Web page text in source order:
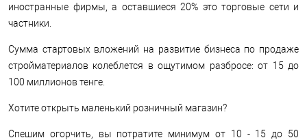
иностранные фирмы, а оставшиеся 20% это торговые сети и
частники.
Сумма стартовых вложений на развитие бизнеса по продаже
стройматериалов колеблется в ощутимом разбросе: от 15 до
100 миллионов тенге.
Хотите открыть маленький розничный магазин?
Спешим огорчить, вы потратите минимум от 10 - 15 до 50